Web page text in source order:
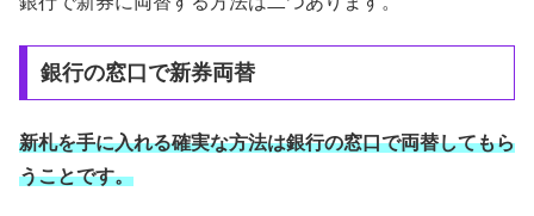
銀行の窓口で新券両替
新札を手に入れる確実な方法は銀行の窓口で両替してもら
うことです。